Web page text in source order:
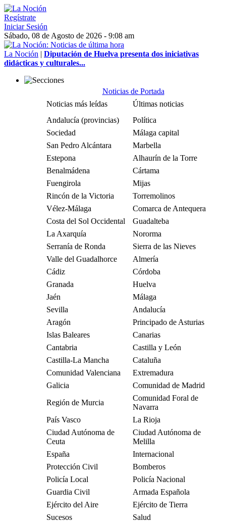
Regístrate
Iniciar Sesión
Sábado, 08 de Agosto de 2026 - 9:08 am
La Noción | Diputación de Huelva presenta dos iniciativas
didácticas y culturales...
Noticias de Portada
Noticias más leídas
Últimas noticias
Andalucía (provincias)
Política
Sociedad
Málaga capital
San Pedro Alcántara
Marbella
Estepona
Alhaurín de la Torre
Benalmádena
Cártama
Fuengirola
Mijas
Rincón de la Victoria
Torremolinos
Vélez-Málaga
Comarca de Antequera
Costa del Sol Occidental
Guadalteba
La Axarquía
Nororma
Serranía de Ronda
Sierra de las Nieves
Valle del Guadalhorce
Almería
Cádiz
Córdoba
Granada
Huelva
Jaén
Málaga
Sevilla
Andalucía
Aragón
Principado de Asturias
Islas Baleares
Canarias
Cantabria
Castilla y León
Castilla-La Mancha
Cataluña
Comunidad Valenciana
Extremadura
Galicia
Comunidad de Madrid
Región de Murcia
Comunidad Foral de
Navarra
País Vasco
La Rioja
Ciudad Autónoma de
Ceuta
Ciudad Autónoma de
Melilla
España
Internacional
Protección Civil
Bomberos
Policía Local
Policía Nacional
Guardia Civil
Armada Española
Ejército del Aire
Ejército de Tierra
Sucesos
Salud